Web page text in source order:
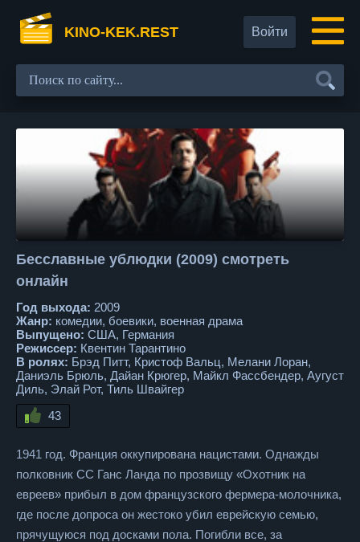
KINO-KEK.REST Войти
Бесславные ублюдки (2009) смотреть
онлайн
Год выхода: 2009
Жанр: комедии, боевики, военная драма
Выпущено: США, Германия
Режиссер: Квентин Тарантино
В ролях: Брэд Питт, Кристоф Вальц, Мелани Лоран,
Даниэль Брюль, Дайан Крюгер, Майкл Фассбендер, Аугуст
Диль, Элай Рот, Тиль Швайгер
43
1941 год. Франция оккупирована нацистами. Однажды
полковник СС Ганс Ланда по прозвищу «Охотник на
евреев» прибыл в дом французского фермера-молочника,
где после допроса он жестоко убил еврейскую семью,
прячущуюся под досками пола. Погибли все, за